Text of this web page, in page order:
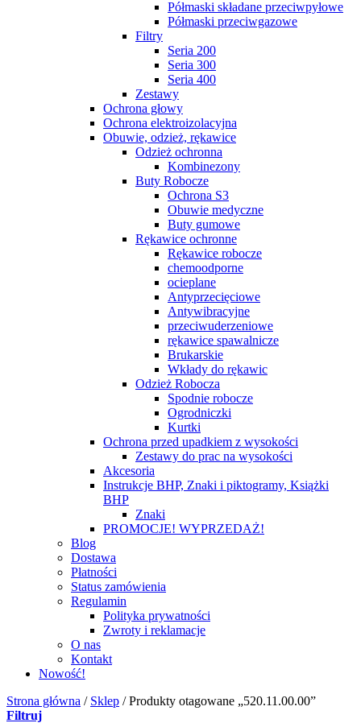
Półmaski składane przeciwpyłowe
Półmaski przeciwgazowe
Filtry
Seria 200
Seria 300
Seria 400
Zestawy
Ochrona głowy
Ochrona elektroizolacyjna
Obuwie, odzież, rękawice
Odzież ochronna
Kombinezony
Buty Robocze
Ochrona S3
Obuwie medyczne
Buty gumowe
Rękawice ochronne
Rękawice robocze
chemoodporne
ocieplane
Antyprzecięciowe
Antywibracyjne
przeciwuderzeniowe
rękawice spawalnicze
Brukarskie
Wkłady do rękawic
Odzież Robocza
Spodnie robocze
Ogrodniczki
Kurtki
Ochrona przed upadkiem z wysokości
Zestawy do prac na wysokości
Akcesoria
Instrukcje BHP, Znaki i piktogramy, Książki
BHP
Znaki
PROMOCJE! WYPRZEDAŻ!
Blog
Dostawa
Płatności
Status zamówienia
Regulamin
Polityka prywatności
Zwroty i reklamacje
O nas
Kontakt
Nowość!
Strona główna / Sklep /Produkty otagowane „520.11.00.00”
Filtruj